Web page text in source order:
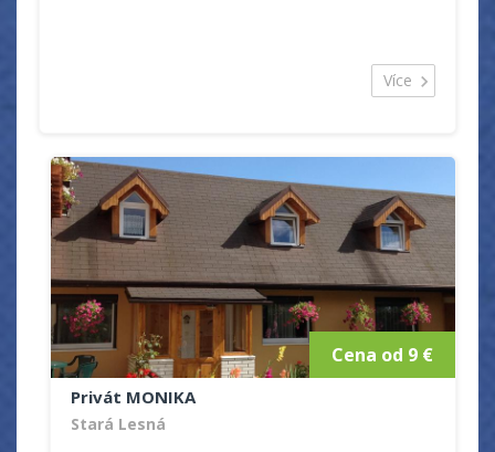
Více
Cena od 9 €
Privát MONIKA
Stará Lesná